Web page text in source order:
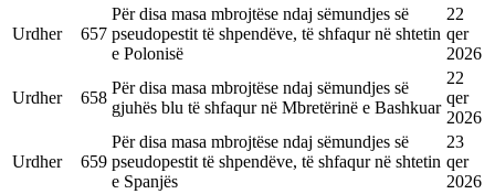
Urdher 657
Për disa masa mbrojtëse ndaj sëmundjes së
pseudopestit të shpendëve, të shfaqur në shtetin
e Polonisë
22
qer
2026
Urdher 658
Për disa masa mbrojtëse ndaj sëmundjes së
gjuhës blu të shfaqur në Mbretërinë e Bashkuar
22
qer
2026
Urdher 659
Për disa masa mbrojtëse ndaj sëmundjes së
pseudopestit të shpendëve, të shfaqur në shtetin
e Spanjës
23
qer
2026